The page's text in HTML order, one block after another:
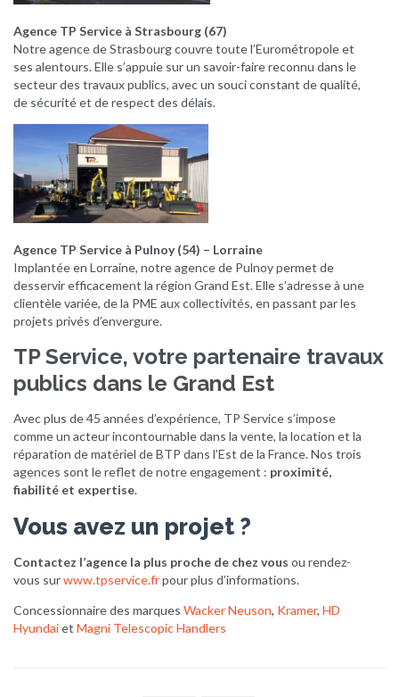
Agence TP Service à Strasbourg (67)
Notre agence de Strasbourg couvre toute l’Eurométropole et
ses alentours. Elle s’appuie sur un savoir-faire reconnu dans le
secteur des travaux publics, avec un souci constant de qualité,
de sécurité et de respect des délais.
Agence TP Service à Pulnoy (54) – Lorraine
Implantée en Lorraine, notre agence de Pulnoy permet de
desservir efficacement la région Grand Est. Elle s’adresse à une
clientèle variée, de la PME aux collectivités, en passant par les
projets privés d’envergure.
TP Service, votre partenaire travaux
publics dans le Grand Est
Avec plus de 45 années d’expérience, TP Service s’impose
comme un acteur incontournable dans la vente, la location et la
réparation de matériel de BTP dans l’Est de la France. Nos trois
agences sont le reflet de notre engagement : proximité,
fiabilité et expertise.
Vous avez un projet ?
Contactez l’agence la plus proche de chez vous ou rendez-
vous surwww.tpservice.frpour plus d’informations.
Concessionnaire des marques Wacker Neuson, Kramer, HD
Hyundaiet Magni Telescopic Handlers